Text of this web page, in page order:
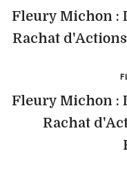
Fleury Michon :
Rachat
Fleury Michon :
Rachat